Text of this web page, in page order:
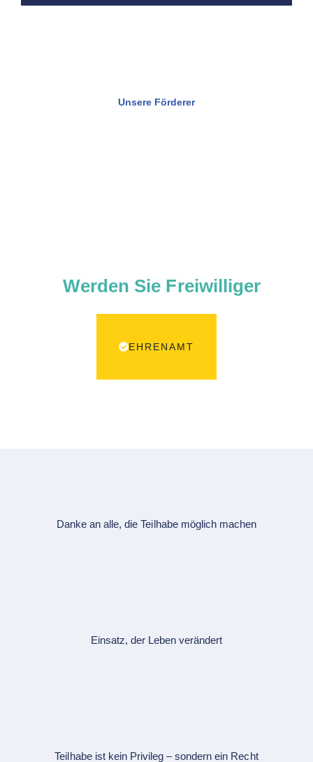
Unsere Förderer
Werden Sie Freiwilliger
EHRENAMT
Danke an alle, die Teilhabe möglich machen
Einsatz, der Leben verändert
Teilhabe ist kein Privileg – sondern ein Recht